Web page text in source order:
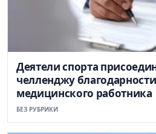
Деятели спорта
челленджу
медицинского работника
БЕЗ РУБРИКИ